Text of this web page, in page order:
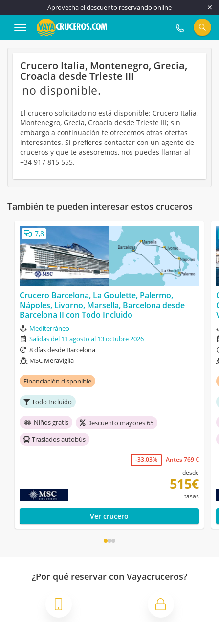
Aprovecha el descuento reservando online
917 815 555
Crucero Italia, Montenegro, Grecia,
Croacia desde Trieste III
no disponible.
El crucero solicitado no está disponible: Crucero Italia,
Montenegro, Grecia, Croacia desde Trieste III; sin
embargo a continuación te ofrecemos otras ofertas
interesantes. Si prefieres contactar con un agente de
cruceros y que te asesoremos, nos puedes llamar al
+34 917 815 555.
También te pueden interesar estos cruceros
7,8
Crucero Barcelona, La Goulette, Palermo,
Nápoles, Livorno, Marsella, Barcelona desde
Barcelona II con Todo Incluido
Mediterráneo
Salidas del 11 agosto al 13 octubre 2026
8 días desde Barcelona
MSC Meraviglia
Financiación disponible
Todo Incluido
Niños gratis
Descuento mayores 65
Traslados autobús
-33.03%
Antes 769 €
desde
515€
+ tasas
Ver crucero
¿Por qué reservar con Vayacruceros?